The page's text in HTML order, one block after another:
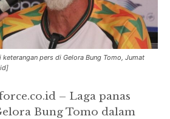
pers di Gelora Bung Tomo, Jumat
– Laga panas
Bung Tomo dalam